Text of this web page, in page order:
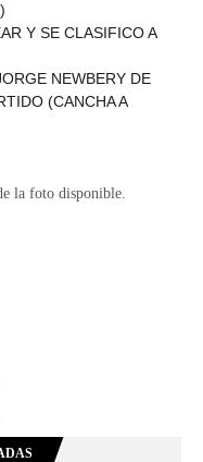
Y SE CLASIFICO A
NEWBERY DE
(CANCHA A